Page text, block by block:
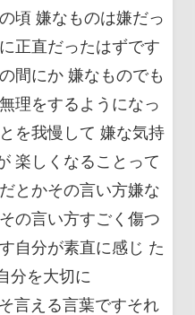
頃 嫌なものは嫌だっ
正直だったはずです
間にか 嫌なものでも
理をするようになっ
を我慢して 嫌な気持
楽しくなることって
とかその言い方嫌な
の言い方すごく傷つ
自分が素直に感じ た
分を大切に
言える言葉ですそれ